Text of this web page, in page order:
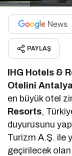
PAYLAŞ
IHG Hotels &
Otelini
en büyük otel
Resorts,
duyurusunu
Turizm A.Ş. ile
geçirilecek